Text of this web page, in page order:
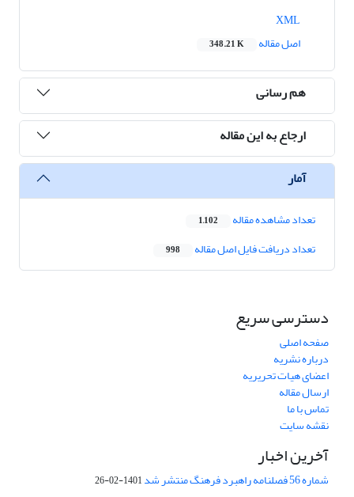
اصل مقاله
348.21 K
هم رسانی
ارجاع به این مقاله
آمار
تعداد مشاهده مقاله 1,102
تعداد دریافت فایل اصل مقاله 998
دسترسی سریع
صفحه اصلی
درباره نشریه
اعضای هیات تحریریه
ارسال مقاله
تماس با ما
نقشه سایت
آخرین اخبار
شماره 56 فصلنامه راهبرد فرهنگ منتشر شد 1401-02-26